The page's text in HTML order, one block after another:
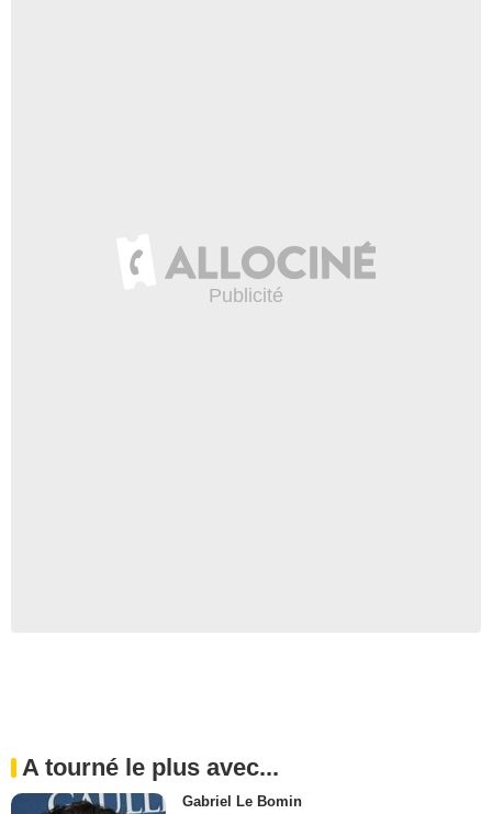
A tourné le plus avec...
Gabriel Le Bomin